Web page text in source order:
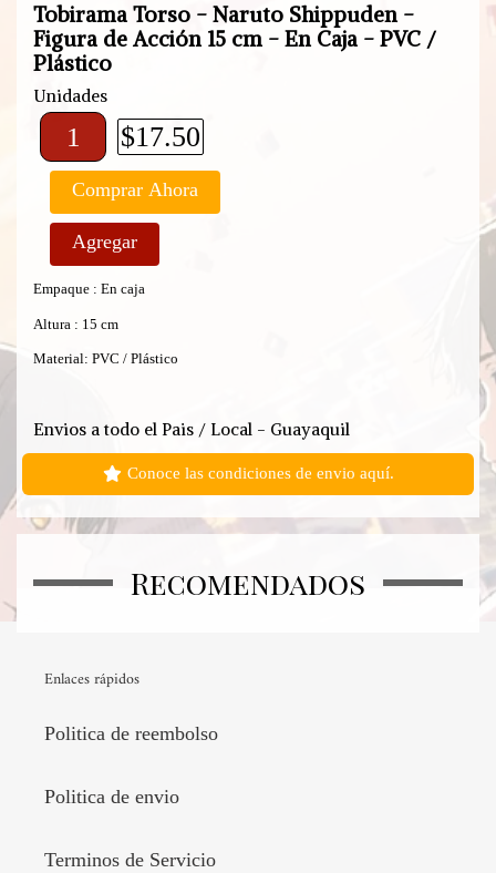
Tobirama Torso - Naruto Shippuden -
Figura de Acción 15 cm - En Caja - PVC /
Plástico
Unidades
$17.50
Comprar Ahora
Agregar
Empaque : En caja
Altura : 15 cm
Material: PVC / Plástico
Envios a todo el Pais / Local - Guayaquil
Conoce las condiciones de envio aquí.
Recomendados
Enlaces rápidos
Politica de reembolso
Politica de envio
Terminos de Servicio